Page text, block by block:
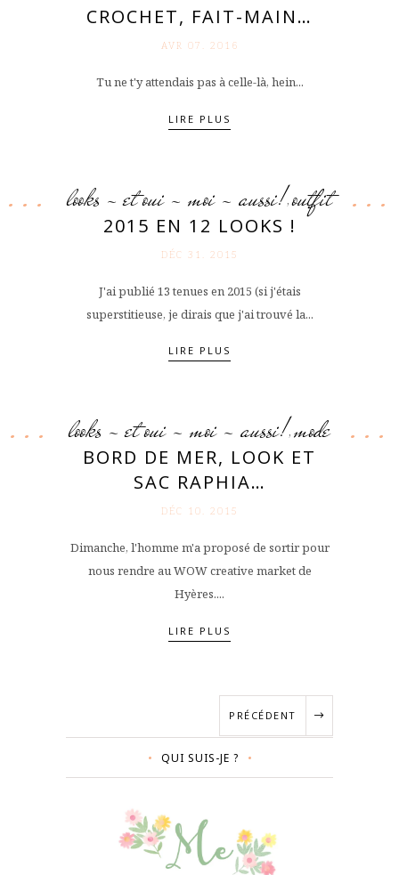
CROCHET, FAIT-MAIN…
AVR 07. 2016
Tu ne t'y attendais pas à celle-là, hein...
LIRE PLUS
looks - et oui - moi - aussi!, outfit
2015 EN 12 LOOKS !
DÉC 31. 2015
J'ai publié 13 tenues en 2015 (si j'étais
superstitieuse, je dirais que j'ai trouvé la...
LIRE PLUS
looks - et oui - moi - aussi!, mode
BORD DE MER, LOOK ET
SAC RAPHIA…
DÉC 10. 2015
Dimanche, l'homme m'a proposé de sortir pour
nous rendre au WOW creative market de
Hyères....
LIRE PLUS
PRÉCÉDENT
QUI SUIS-JE ?